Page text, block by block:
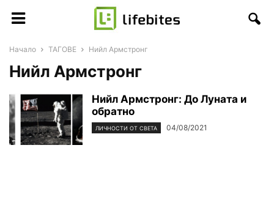
Начало ТАГОВЕ Нийл Армстронг
Нийл Армстронг
Нийл Армстронг: До Луната и
обратно
ЛИЧНОСТИ ОТ СВЕТА 04/08/2021